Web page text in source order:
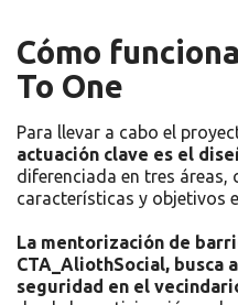
Cómo
To One
Para llevar a cabo el
actuación clave es el
diferenciada en tres áreas,
características y objetivos
La mentorización de
CTA_AliothSocial, busca
seguridad en el